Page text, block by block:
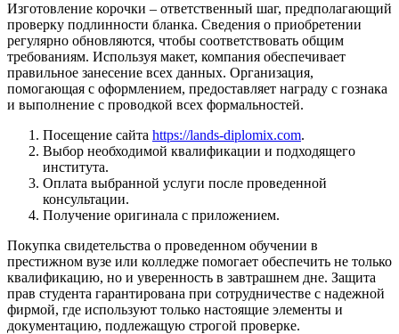
Изготовление корочки – ответственный шаг, предполагающий
проверку подлинности бланка. Сведения о приобретении
регулярно обновляются, чтобы соответствовать общим
требованиям. Используя макет, компания обеспечивает
правильное занесение всех данных. Организация,
помогающая с оформлением, предоставляет награду с гознака
и выполнение с проводкой всех формальностей.
Посещение сайта https://lands-diplomix.com.
Выбор необходимой квалификации и подходящего
института.
Оплата выбранной услуги после проведенной
консультации.
Получение оригинала с приложением.
Покупка свидетельства о проведенном обучении в
престижном вузе или колледже помогает обеспечить не только
квалификацию, но и уверенность в завтрашнем дне. Защита
прав студента гарантирована при сотрудничестве с надежной
фирмой, где используют только настоящие элементы и
документацию, подлежащую строгой проверке.